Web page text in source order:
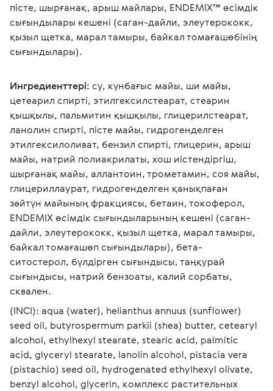
пісте, шырғанақ, арыш майлары, ENDEMIX™ өсімдік
сығындылары кешені (саган-дайли, элеутерококк,
қызыл щетка, марал тамыры, байкал томағашөбінің
сығындылары).
Ингредиенттері: су, күнбағыс майы, ши майы,
цетеарил спирті, этилгексилстеарат, стеарин
қышқылы, пальмитин қышқылы, глицерилстеарат,
ланолин спирті, пісте майы, гидрогенделген
этилгексилоливат, бензил спирті, глицерин, арыш
майы, натрий полиакрилаты, хош иістендіргіш,
шырғанақ майы, аллантоин, трометамин, соя майы,
глицериллаурат, гидрогенделген қанықпаған
зәйтүн майының фракциясы, бетаин, токоферол,
ENDEMIX өсімдік сығындыларының кешені (саган-
дайли, элеутерококк, қызыл щетка, марал тамыры,
байкал томағашөп сығындылары), бета-
ситостерол, бүлдірген сығындысы, таңқурай
сығындысы, натрий бензоаты, калий сорбаты,
сквален.
(INCI): aqua (water), helianthus annuus (sunflower)
seed oil, butyrospermum parkii (shea) butter, cetearyl
alcohol, ethylhexyl stearate, stearic acid, palmitic
acid, glyceryl stearate, lanolin alcohol, pistacia vera
(pistachio) seed oil, hydrogenated ethylhexyl olivate,
benzyl alcohol, glycerin, комплекс растительных